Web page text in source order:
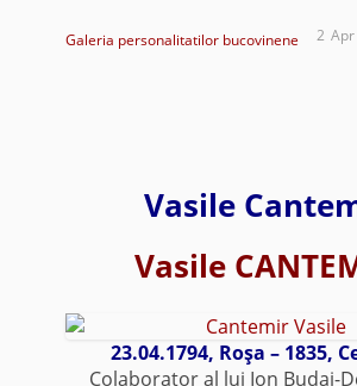
Galeria personalitatilor bucovinene Apr
2
Vasile
Vasile
23.04.1794, Roşa – 1835,
Colaborator al lui Ion Budai-